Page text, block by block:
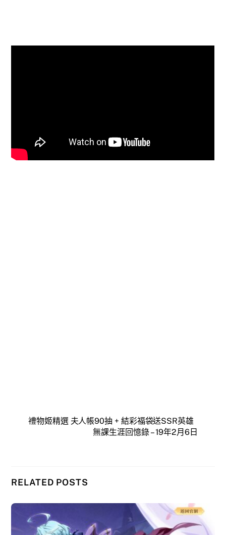
禮物姬精選 夫人帳90抽 + 結彩福袋送SSR英雄
無課生涯回憶錄 – 19年2月6日
RELATED POSTS